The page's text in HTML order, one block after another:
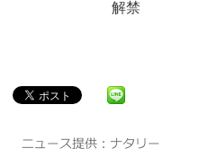
解禁